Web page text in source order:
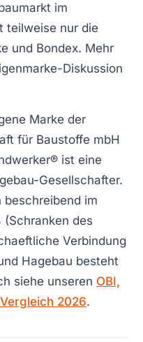
im
teilweise nur die
und Bondex. Mehr
Diskussion
Marke der
für Baustoffe mbH
ist eine
Gesellschafter.
beschreibend im
(Schranken des
Verbindung
Hagebau besteht
siehe unseren OBI,
2026.